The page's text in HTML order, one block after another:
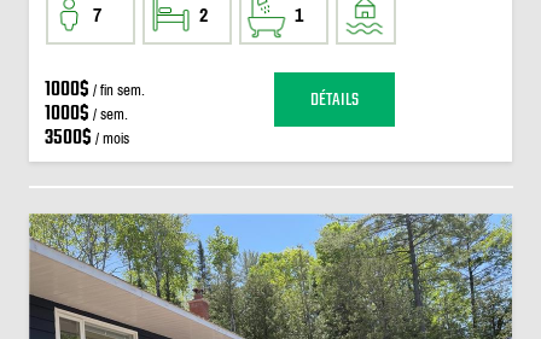
7 2 1
1000$ / fin sem.
1000$ / sem.
3500$ / mois
DÉTAILS